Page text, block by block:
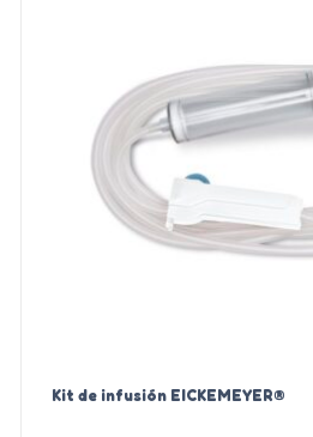
Kit de infusión EICKEMEYER®